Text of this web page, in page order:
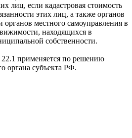
лиц, если кадастровая стоимость
этих лиц, а также органов
органов местного самоуправления в
находящихся в
собственности.
22.1 применяется по решению
органа субъекта РФ.